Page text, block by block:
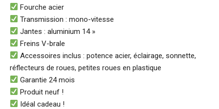
Fourche acier
Transmission : mono-vitesse
Jantes : aluminium 14 »
Freins V-brale
Accessoires inclus : potence acier, éclairage, sonnette,
réflecteurs de roues, petites roues en plastique
Garantie 24 mois
Produit neuf !
Idéal cadeau !